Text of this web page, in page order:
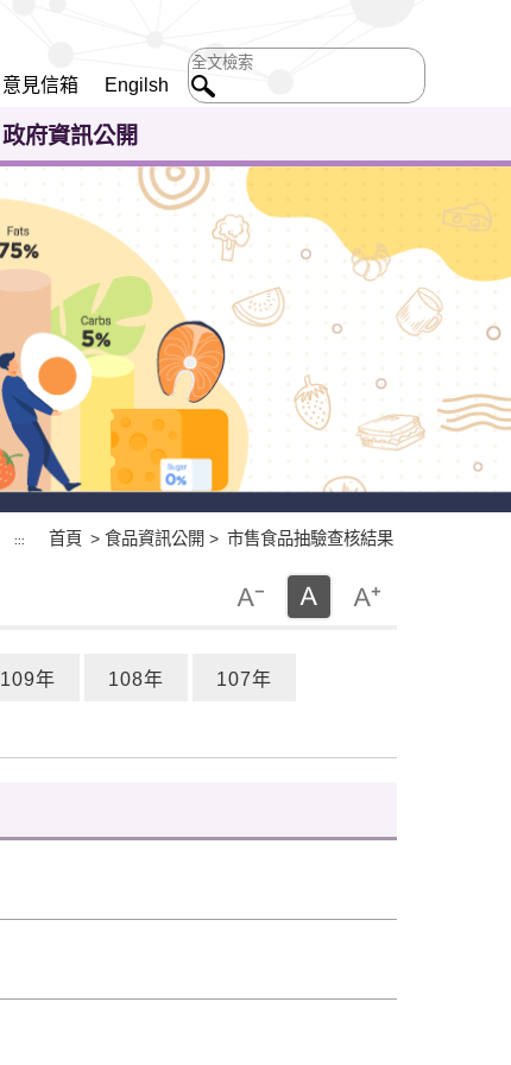
意見信箱 Engilsh
政府資訊公開
::: 首頁 > 食品資訊公開 > 市售食品抽驗查核結果
109年 108年 107年